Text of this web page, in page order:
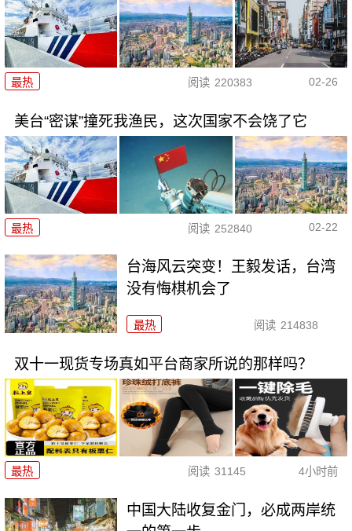
最热 阅读 220383 02-26
美台“密谋”撞死我渔民，这次国家不会饶了它
最热 阅读 252840 02-22
台海风云突变！王毅发话，台湾
没有悔棋机会了
最热 阅读 214838
双十一现货专场真如平台商家所说的那样吗？
最热 阅读 31145 4小时前
中国大陆收复金门，必成两岸统